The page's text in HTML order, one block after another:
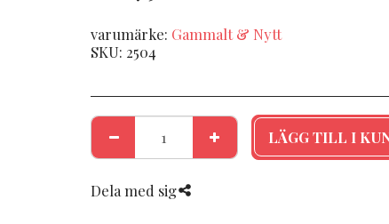
varumärke: Gammalt & Nytt
SKU: 2504
LÄGG TILL I
Dela med sig